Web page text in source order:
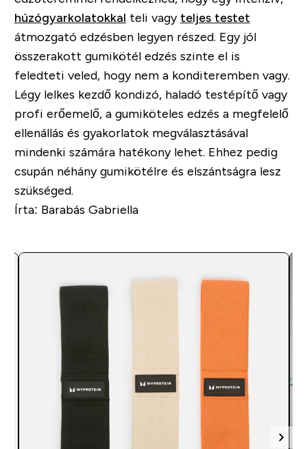
húzógyarkolatokkal teli vagy teljes testet
átmozgató edzésben legyen részed. Egy jól
összerakott gumikötél edzés szinte el is
feledteti veled, hogy nem a konditeremben vagy.
Légy lelkes kezdő kondizó, haladó testépítő vagy
profi erőemelő, a gumiköteles edzés a megfelelő
ellenállás és gyakorlatok megválasztásával
mindenki számára hatékony lehet. Ehhez pedig
csupán néhány gumikötélre és elszántságra lesz
szükséged.
Írta: Barabás Gabriella